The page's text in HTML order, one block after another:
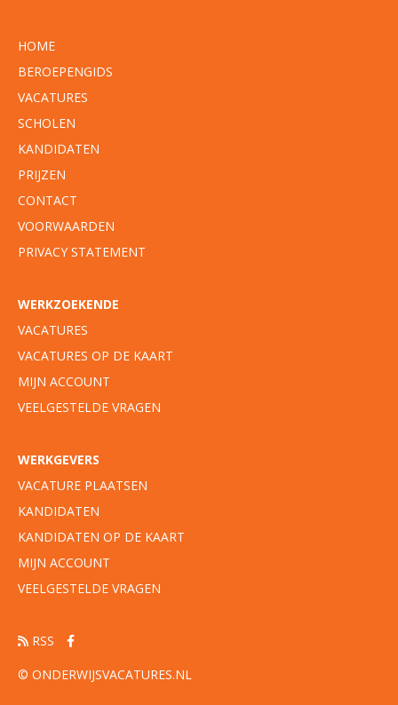
HOME
BEROEPENGIDS
VACATURES
SCHOLEN
KANDIDATEN
PRIJZEN
CONTACT
VOORWAARDEN
PRIVACY STATEMENT
WERKZOEKENDE
VACATURES
VACATURES OP DE KAART
MIJN ACCOUNT
VEELGESTELDE VRAGEN
WERKGEVERS
VACATURE PLAATSEN
KANDIDATEN
KANDIDATEN OP DE KAART
MIJN ACCOUNT
VEELGESTELDE VRAGEN
RSS
© ONDERWIJSVACATURES.NL